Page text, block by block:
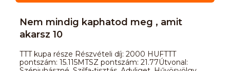
Nem mindig kaphatod meg , amit
akarsz 10
TTT kupa része Részvételi díj: 2000 HUFTTT
pontszám: 15.115MTSZ pontszám: 21.77Útvonal: